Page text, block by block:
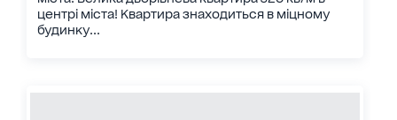
центрі міста! Квартира знаходиться в міцному
будинку...